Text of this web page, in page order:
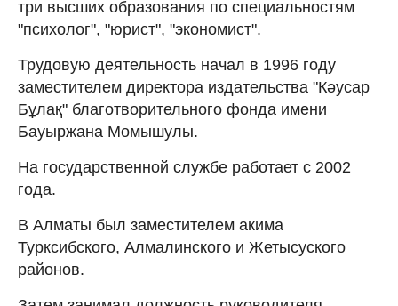
три высших образования по специальностям
"психолог", "юрист", "экономист".
Трудовую деятельность начал в 1996 году
заместителем директора издательства "Кәусар
Бұлақ" благотворительного фонда имени
Бауыржана Момышулы.
На государственной службе работает с 2002
года.
В Алматы был заместителем акима
Турксибского, Алмалинского и Жетысуского
районов.